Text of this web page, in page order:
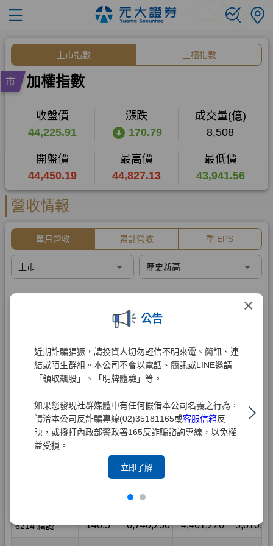
×
公告
近期詐騙猖獗，請投資人切勿輕信不明來電、簡訊、連
結或陌生群組。本公司不會以電話、簡訊或LINE邀請
「領取飆股」、「明牌體驗」等。
如果您發現社群媒體中有任何假借本公司名義之行為，
請洽本公司反詐騙專線(02)35181165或客服信箱反
映，或撥打內政部警政署165反詐騙諮詢專線，以免權
益受損。
立即了解